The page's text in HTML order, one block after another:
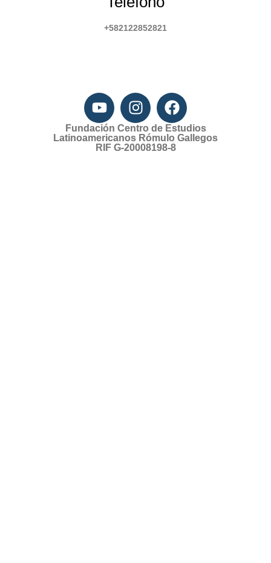
+582122852821
Fundación Centro de Estudios
Latinoamericanos Rómulo Gallegos
RIF G-20008198-8